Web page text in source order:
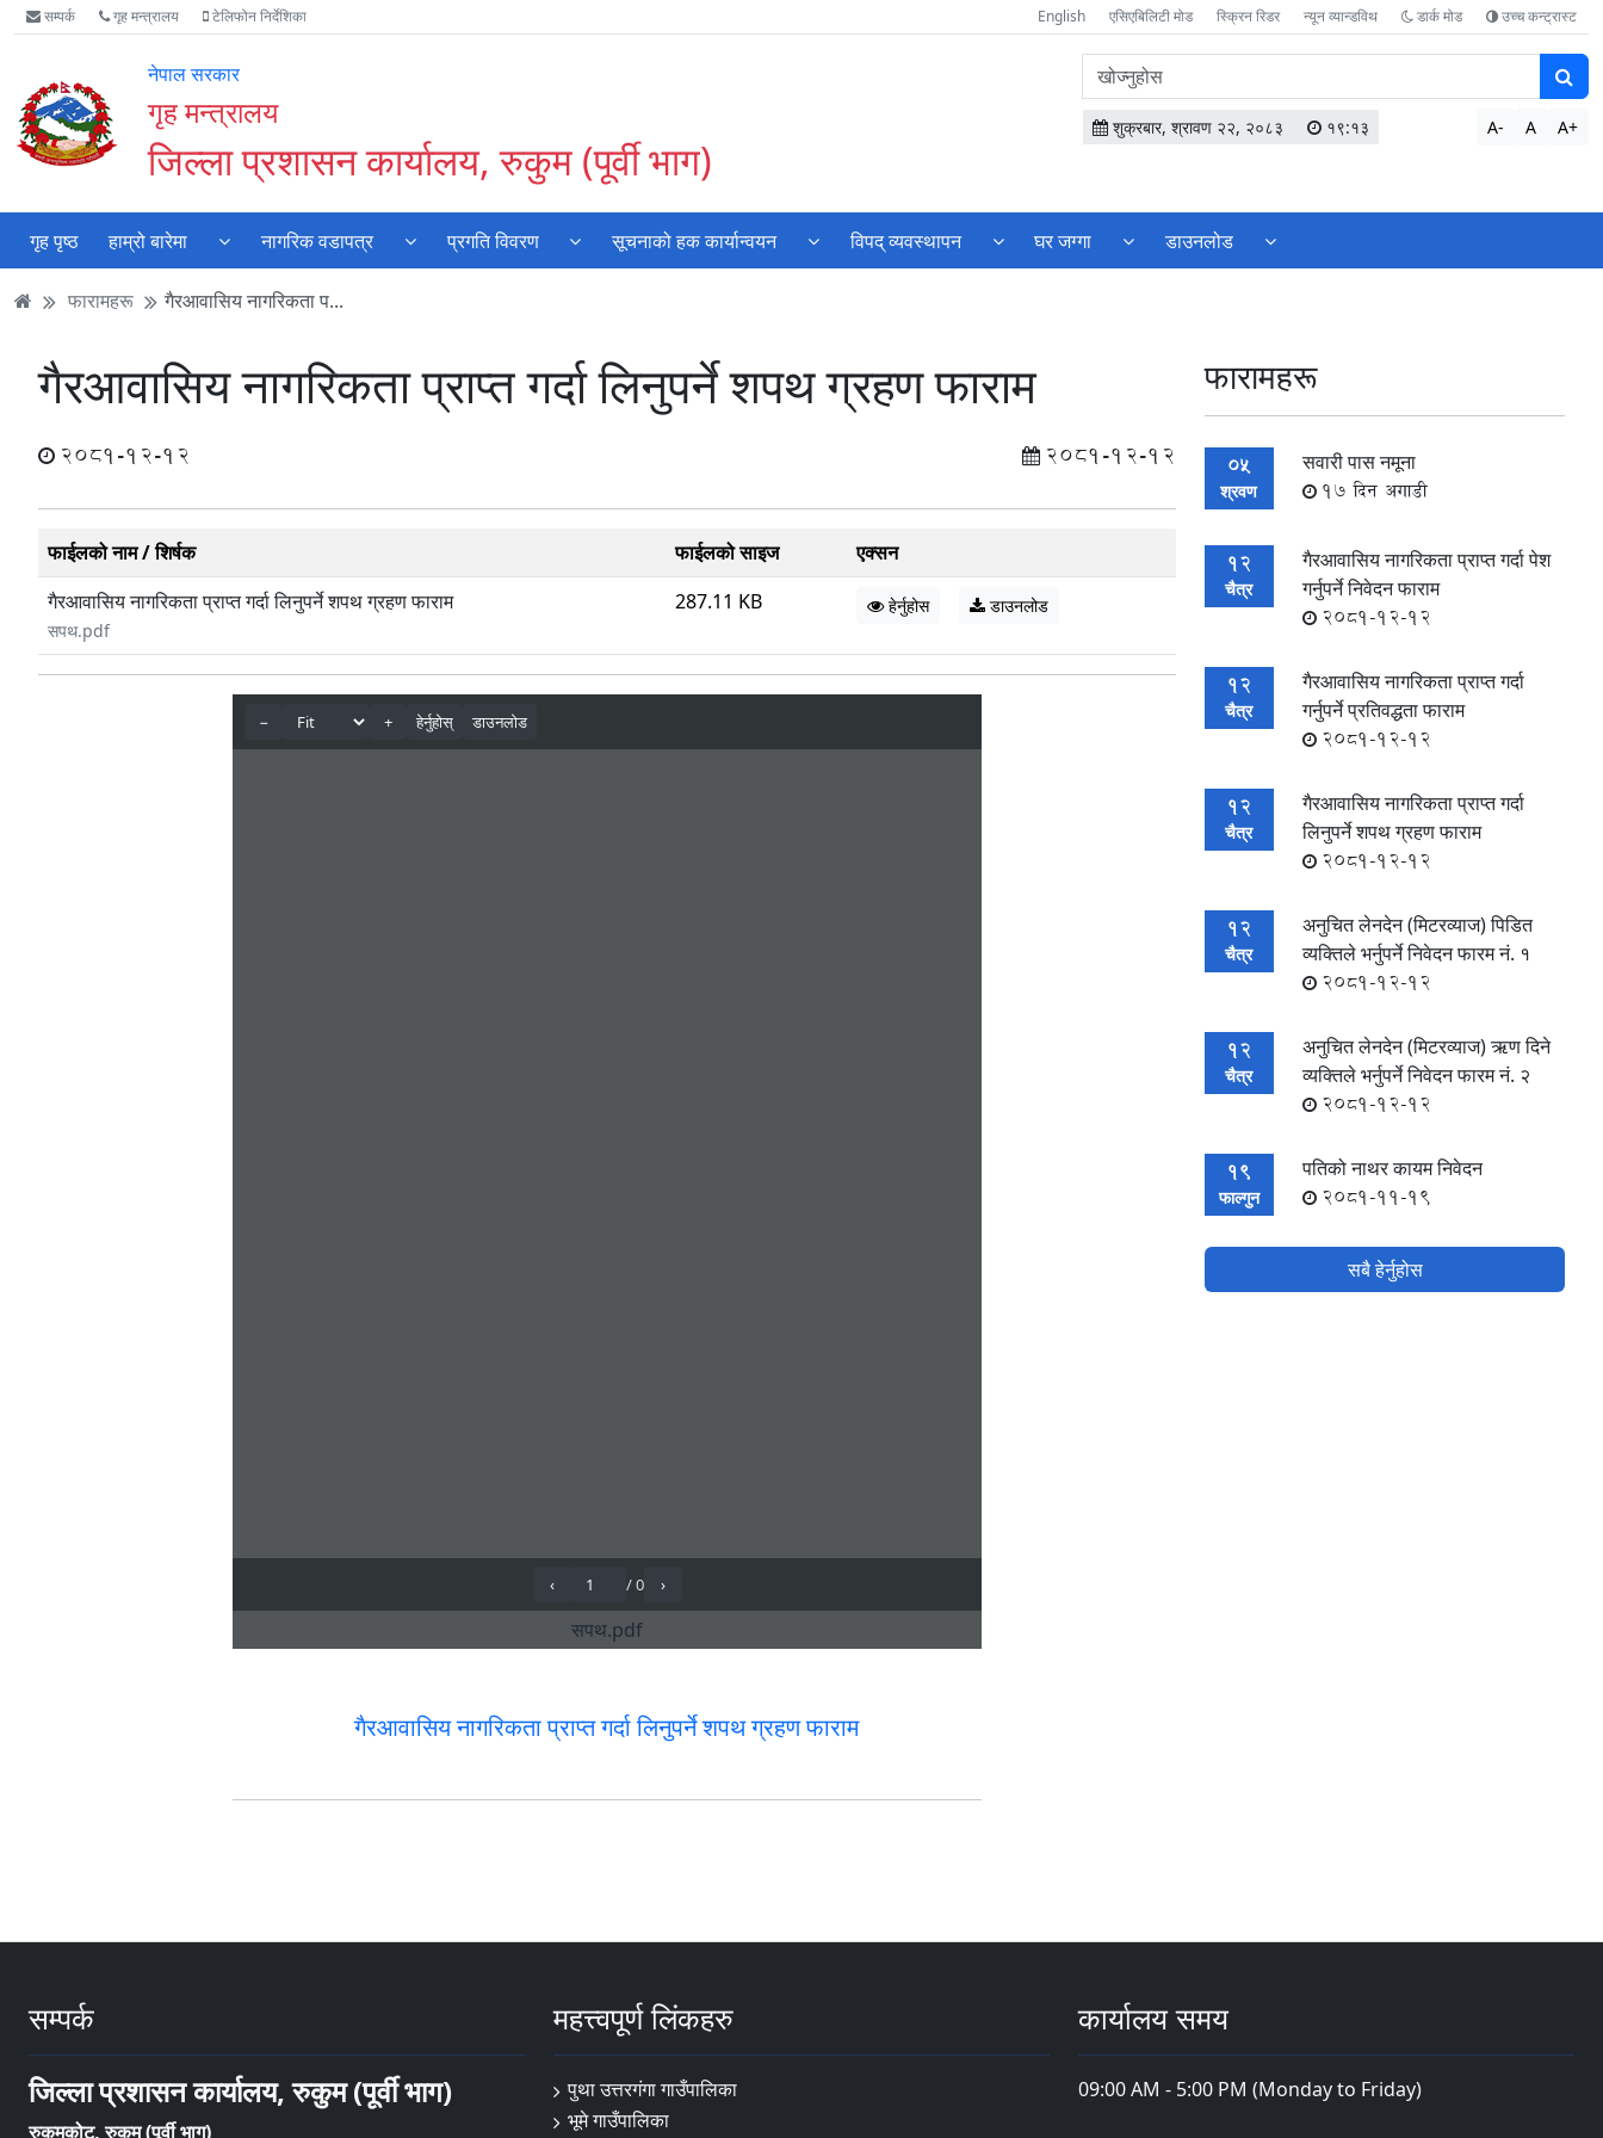
Accessibility
Mode
गर्नुहोस्
मुख्य
सामाग्री
मुख्य
नेभिगेसन
वेबसाइट
खोजमा
सम्पर्क गृह मन्त्रालय टेलिफोन निर्देशिका English एसिएबिलिटी मोड स्क्रिन रिडर न्यून व्यान्डविथ डार्क मोड उच्च कन्ट्रास्ट
नेपाल सरकार
गृह मन्त्रालय
जिल्ला प्रशासन कार्यालय, रुकुम (पूर्वी भाग)
वेबसाइटमा
सामग्री
खोज्नुहोस
शुक्रबार, श्रावण २२, २०८३ १९:१३ A- A A+
गृह पृष्ठ हाम्रो बारेमा नागरिक वडापत्र प्रगति विवरण सूचनाको हक कार्यान्वयन विपद् व्यवस्थापन घर जग्गा डाउनलोड
फारामहरू गैरआवासिय नागरिकता प...
गैरआवासिय नागरिकता प्राप्त गर्दा लिनुपर्ने शपथ ग्रहण फाराम
2081-12-12 2081-12-12
फाईलको नाम / शिर्षक फाईलको साइज
एक्सन
गैरआवासिय नागरिकता प्राप्त गर्दा लिनुपर्ने शपथ ग्रहण फाराम
सपथ.pdf
287.11 KB हेर्नुहोस डाउनलोड
गैरआवासिय नागरिकता प्राप्त गर्दा लिनुपर्ने शपथ ग्रहण फाराम
फारामहरू
05
श्रवण
सवारी पास नमूना
17 दिन अगाडी
12
चैत्र
गैरआवासिय नागरिकता प्राप्त गर्दा पेश
गर्नुपर्ने निवेदन फाराम
2081-12-12
12
चैत्र
गैरआवासिय नागरिकता प्राप्त गर्दा
गर्नुपर्ने प्रतिवद्धता फाराम
2081-12-12
12
चैत्र
गैरआवासिय नागरिकता प्राप्त गर्दा
लिनुपर्ने शपथ ग्रहण फाराम
2081-12-12
12
चैत्र
अनुचित लेनदेन (मिटरव्याज) पिडित
व्यक्तिले भर्नुपर्ने निवेदन फारम नं. १
2081-12-12
12
चैत्र
अनुचित लेनदेन (मिटरव्याज) ऋण दिने
व्यक्तिले भर्नुपर्ने निवेदन फारम नं. २
2081-12-12
19
फाल्गुन
पतिको नाथर कायम निवेदन
2081-11-19
सबै हेर्नुहोस
सम्पर्क
जिल्ला प्रशासन कार्यालय, रुकुम (पूर्वी भाग)
रुकुमकोट, रुकुम (पूर्वी भाग)
महत्त्वपूर्ण लिंकहरु
पुथा उत्तरगंगा गाउँपालिका
भूमे गाउँपालिका
कार्यालय समय
09:00 AM - 5:00 PM (Monday to Friday)